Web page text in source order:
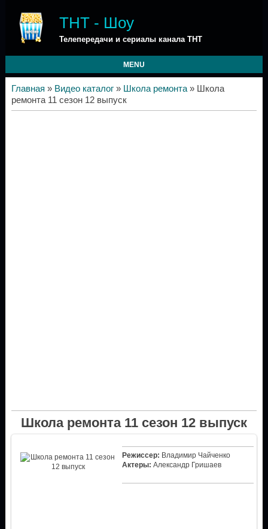
ТНТ - Шоу
Телепередачи и сериалы канала ТНТ
MENU
Главная » Видео каталог» Школа ремонта» Школа
ремонта 11 сезон 12 выпуск
Школа ремонта 11 сезон 12 выпуск
Режиссер: Владимир Чайченко
Актеры: Александр Гришаев